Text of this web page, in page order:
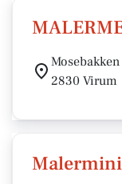
2830 Virum